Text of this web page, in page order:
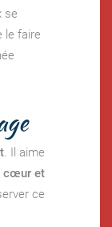
se
le faire
. Il aime
cœur et
ce